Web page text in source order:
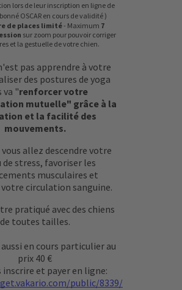
lors de leur inscription en ligne de
OSCAR en cours de validité )
de places limité- Maximum 7
sur zoom pour pouvoir corriger
et la gestuelle de votre chien.
pas apprendre à votre
des postures de yoga
va "renforcer votre
mutuelle" grâce à la
et la facilité des
mouvements.
allez descendre votre
de stress, favoriser les
musculaires et
circulation sanguine.
pratiqué avec des chiens
de toutes tailles.
en cours particulier au
prix 40 €
inscrire et payer en ligne:
public/8339/